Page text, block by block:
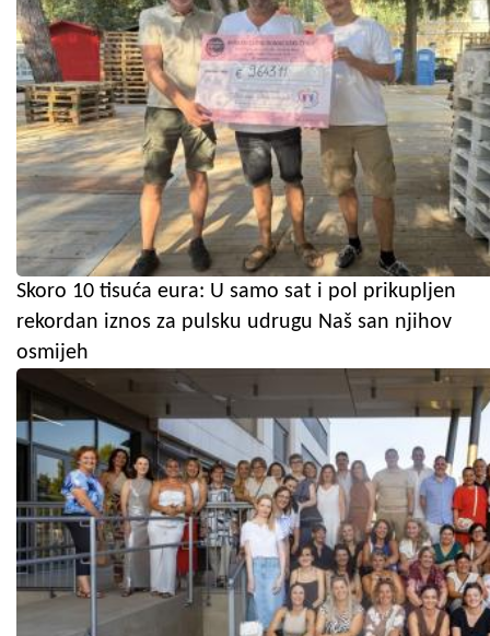
Skoro 10 tisuća eura: U samo sat i pol prikupljen
rekordan iznos za pulsku udrugu Naš san njihov
osmijeh